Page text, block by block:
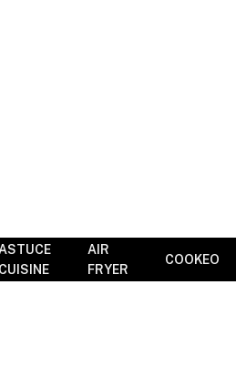
ASTUCE
CUISINE
AIR
FRYER
COOKEO